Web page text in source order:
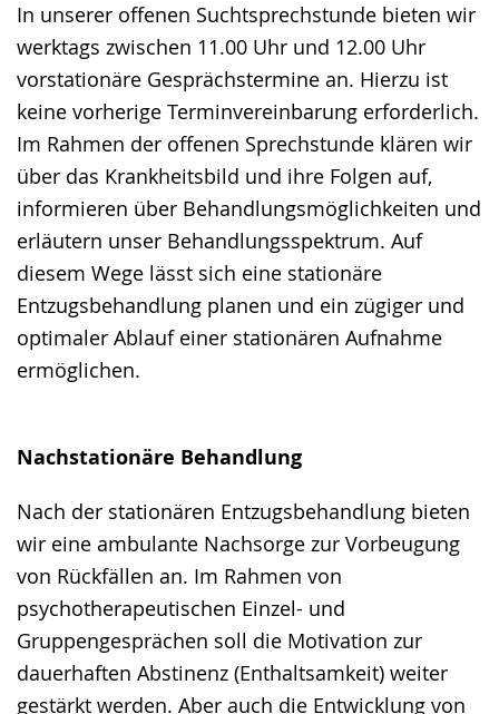
In unserer offenen Suchtsprechstunde bieten wir
werktags zwischen 11.00 Uhr und 12.00 Uhr
vorstationäre Gesprächstermine an. Hierzu ist
keine vorherige Terminvereinbarung erforderlich.
Im Rahmen der offenen Sprechstunde klären wir
über das Krankheitsbild und ihre Folgen auf,
informieren über Behandlungsmöglichkeiten und
erläutern unser Behandlungsspektrum. Auf
diesem Wege lässt sich eine stationäre
Entzugsbehandlung planen und ein zügiger und
optimaler Ablauf einer stationären Aufnahme
ermöglichen.
Nachstationäre Behandlung
Nach der stationären Entzugsbehandlung bieten
wir eine ambulante Nachsorge zur Vorbeugung
von Rückfällen an. Im Rahmen von
psychotherapeutischen Einzel- und
Gruppengesprächen soll die Motivation zur
dauerhaften Abstinenz (Enthaltsamkeit) weiter
gestärkt werden. Aber auch die Entwicklung von